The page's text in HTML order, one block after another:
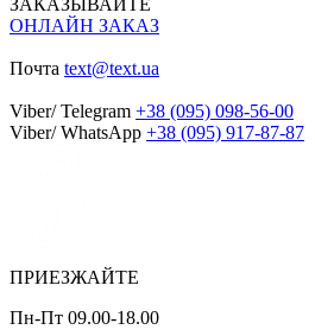
ОНЛАЙН ЗАКАЗ
Почта text@text.ua
Viber/ Telegram +38 (095) 098-56-00
Viber/ WhatsApp +38 (095) 917-87-87
ПРИЕЗЖАЙТЕ
Пн-Пт 09.00-18.00